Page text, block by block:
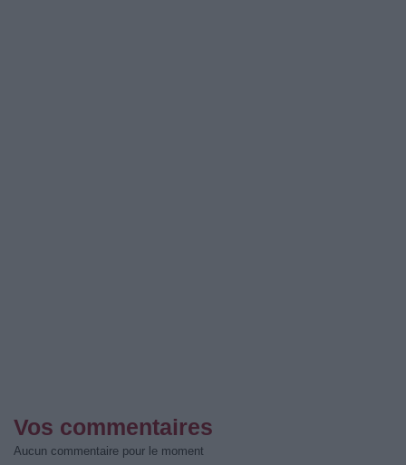
Vos commentaires
Aucun commentaire pour le moment